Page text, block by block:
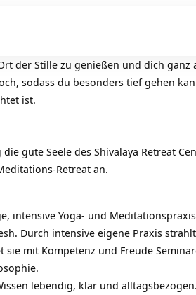
der Stille zu genießen und dich
sodass du besonders tief gehen
ist.
gute Seele desShivalaya Retreat
Retreat an.
intensive Yoga- und
Durch intensive eigene Praxis
mit Kompetenz und Freude
lebendig, klar und